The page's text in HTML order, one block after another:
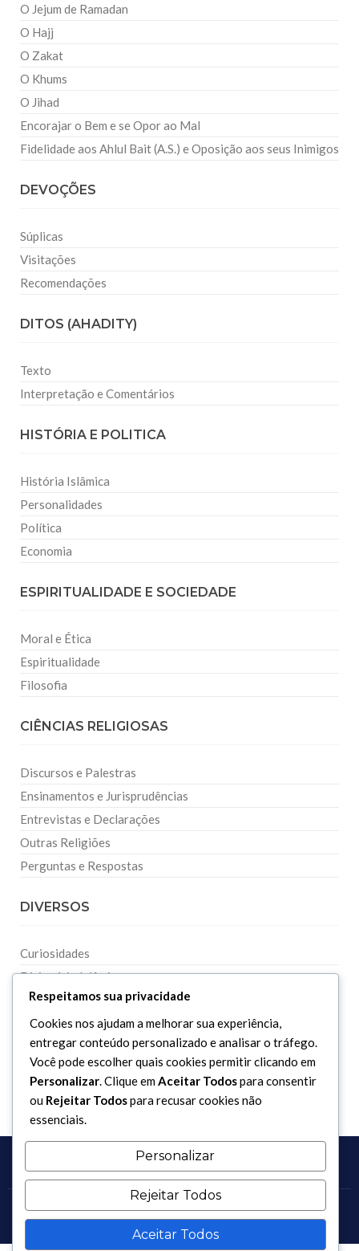
O Jejum de Ramadan
O Hajj
O Zakat
O Khums
O Jihad
Encorajar o Bem e se Opor ao Mal
Fidelidade aos Ahlul Bait (A.S.) e Oposição aos seus Inimigos
DEVOÇÕES
Súplicas
Visitações
Recomendações
DITOS (AHADITY)
Texto
Interpretação e Comentários
HISTÓRIA E POLITICA
História Islâmica
Personalidades
Política
Economia
ESPIRITUALIDADE E SOCIEDADE
Moral e Ética
Espiritualidade
Filosofia
CIÊNCIAS RELIGIOSAS
Discursos e Palestras
Ensinamentos e Jurisprudências
Entrevistas e Declarações
Outras Religiões
Perguntas e Respostas
DIVERSOS
Curiosidades
Dicionário Islâmico
Downloads
Copyright 2017 - 2026 / Todos os direitos reservados.
Respeitamos sua privacidade
Cookies nos ajudam a melhorar sua experiência,
entregar conteúdo personalizado e analisar o tráfego.
Você pode escolher quais cookies permitir clicando em
Personalizar. Clique emAceitar Todospara consentir
ou Rejeitar Todospara recusar cookies não
essenciais.
Personalizar
Rejeitar Todos
Aceitar Todos